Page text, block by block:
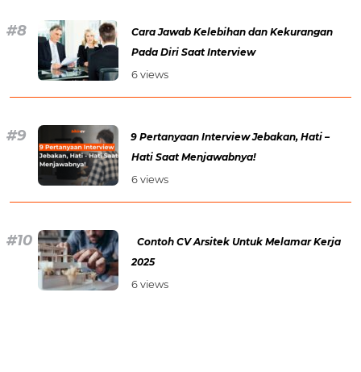
Cara Jawab Kelebihan dan Kekurangan
Pada Diri Saat Interview
6 views
9 Pertanyaan Interview Jebakan, Hati –
Hati Saat Menjawabnya!
6 views
Contoh CV Arsitek Untuk Melamar Kerja
2025
6 views